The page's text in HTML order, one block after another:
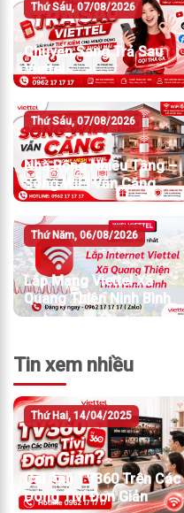
Thứ Sáu, 07/08/2026
Chuyển Sang Trả Sau
Viettel
Thứ Sáu, 07/08/2026
Nhà Rộng Nhiều Tầng –
Sóng WiFi Vẫn Căng
Thứ Năm, 06/08/2026
Lắp Mạng Viettel Xã
Quang Thiện Ninh Bình
Tin xem nhiều
Thứ Hai, 14/04/2025
Cài App TV360 Trên Các
Dòng Tivi Đơn Giản